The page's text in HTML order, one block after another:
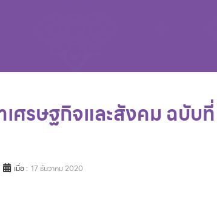
ศรษฐกิจและสังคม ฉบับที่
เมื่อ : 17 ธันวาคม 2020